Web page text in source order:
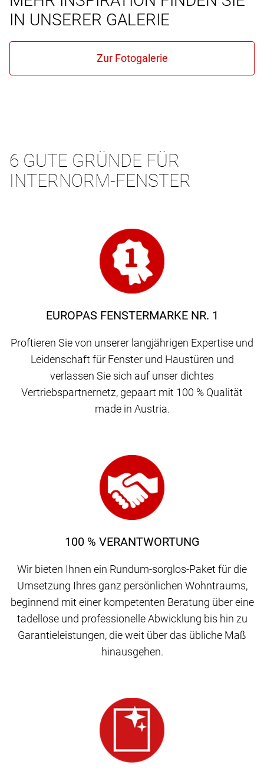
IN UNSERER GALERIE
6 GUTE GRÜNDE FÜR
INTERNORM-FENSTER
EUROPAS FENSTERMARKE NR. 1
Proftieren Sie von unserer langjährigen Expertise und
Leidenschaft für Fenster und Haustüren und
verlassen Sie sich auf unser dichtes
Vertriebspartnernetz, gepaart mit 100 % Qualität
made in Austria.
100 % VERANTWORTUNG
Wir bieten Ihnen ein Rundum-sorglos-Paket für die
Umsetzung Ihres ganz persönlichen Wohntraums,
beginnend mit einer kompetenten Beratung über eine
tadellose und professionelle Abwicklung bis hin zu
Garantieleistungen, die weit über das übliche Maß
hinausgehen.